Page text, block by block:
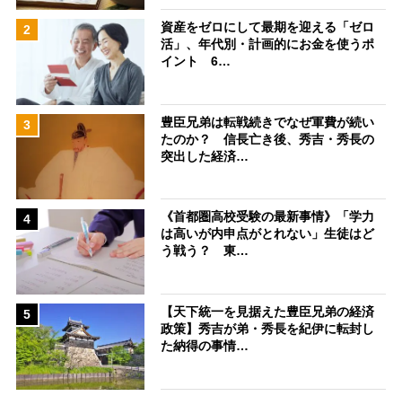
2
資産をゼロにして最期を迎える「ゼロ
活」、年代別・計画的にお金を使うポ
イント 6…
3
豊臣兄弟は転戦続きでなぜ軍費が続い
たのか？ 信長亡き後、秀吉・秀長の
突出した経済…
4
《首都圏高校受験の最新事情》「学力
は高いが内申点がとれない」生徒はど
う戦う？ 東…
5
【天下統一を見据えた豊臣兄弟の経済
政策】秀吉が弟・秀長を紀伊に転封し
た納得の事情…